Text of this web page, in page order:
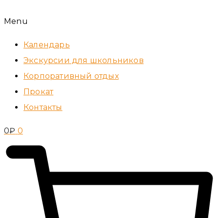
Menu
Календарь
Экскурсии для школьников
Корпоративный отдых
Прокат
Контакты
0₽ 0